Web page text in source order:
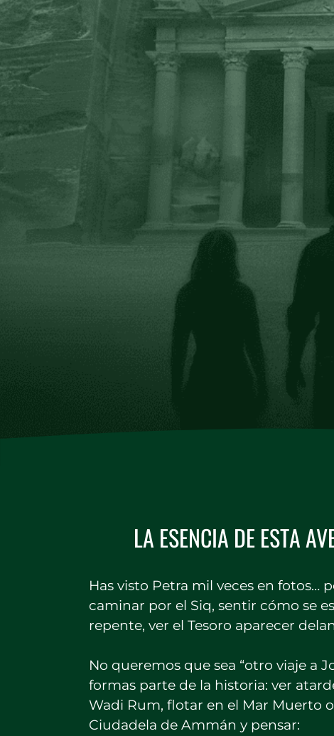
LA ESENCIA DE ESTA
Has visto Petra mil veces en fotos…
caminar por el Siq, sentir cómo se
repente, ver el Tesoro aparecer
No queremos que sea “otro viaje a
formas parte de la historia: ver
Wadi Rum, flotar en el Mar Muerto
Ciudadela de Ammán y pensar: